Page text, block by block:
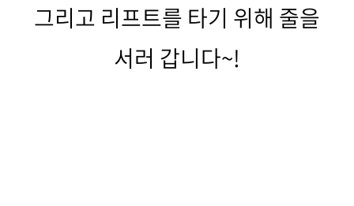
그리고 리프트를 타기 위해 줄을
서러 갑니다~!